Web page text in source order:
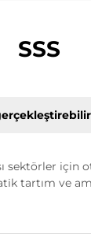
SSS
sektörler için
tartım ve